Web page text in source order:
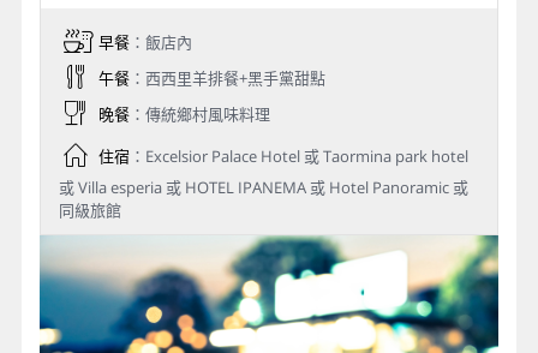
早餐：飯店內
午餐：西西里羊排餐+黑手黨甜點
晚餐：傳統鄉村風味料理
住宿：Excelsior Palace Hotel 或 Taormina park hotel
或 Villa esperia 或 HOTEL IPANEMA 或 Hotel Panoramic 或
同級旅館